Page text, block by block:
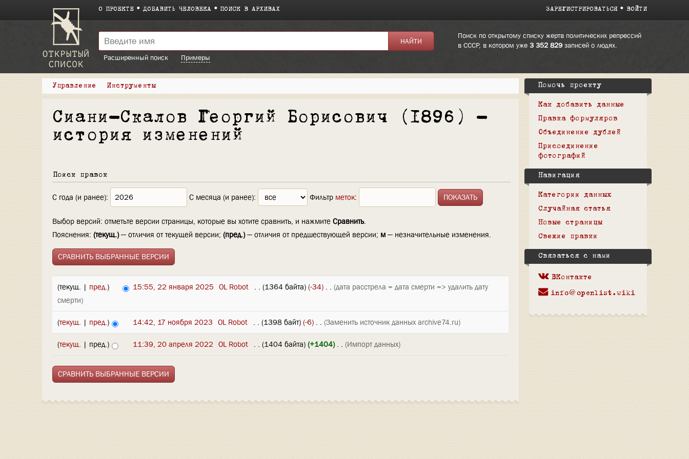
О ПРОЕКТЕ ДОБАВИТЬ ЧЕЛОВЕКА ПОИСК В АРХИВАХ ЗАРЕГИСТРИРОВАТЬСЯ ВОЙТИ
Поиск по открытому списку жертв политических репрессий
в СССР, в котором уже 3 352 829записей о людях.
Расширенный поиск
Примеры
Управление Инструменты
Сиани-Скалов Георгий Борисович (1896) —
история изменений
Поиск правок
С года (и ранее): С месяца (и ранее): Фильтр меток:
Выбор версий: отметьте версии страницы, которые вы хотите сравнить, и нажмите Сравнить.
Пояснения: (текущ.)— отличия от текущей версии; (пред.)— отличия от предшествующей версии; м — незначительные изменения.
(текущ. | пред.) 15:55, 22 января 2025 OL Robot . . (1364 байта) (-34) . . (дата расстрела = дата смерти => удалить дату
смерти)
(текущ. | пред.) 14:42, 17 ноября 2023 OL Robot . . (1398 байт) (-6) . . (Заменить источник данных archive74.ru)
(текущ. | пред.) 11:39, 20 апреля 2022 OL Robot . . (1404 байта) (+1404)‎ . . (Импорт данных)
Помочь проекту
Как добавить данные
Правка формуляров
Объединение дублей
Присоединение
фотографий
Навигация
Категории данных
Случайная статья
Новые страницы
Свежие правки
Связаться с нами
ВКонтакте
info@openlist.wiki